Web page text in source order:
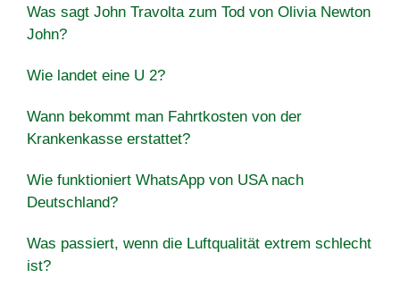
Was sagt John Travolta zum Tod von Olivia Newton
John?
Wie landet eine U 2?
Wann bekommt man Fahrtkosten von der
Krankenkasse erstattet?
Wie funktioniert WhatsApp von USA nach
Deutschland?
Was passiert, wenn die Luftqualität extrem schlecht
ist?